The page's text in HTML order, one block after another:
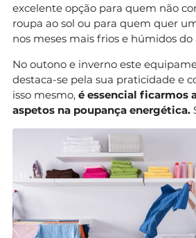
excelente opção para quem não
roupa ao sol ou para quem quer
nos meses mais frios e húmidos do
No outono e inverno este
destaca-se pela sua praticidade e
isso mesmo, é essencial ficarmos
aspetos na poupança energética.